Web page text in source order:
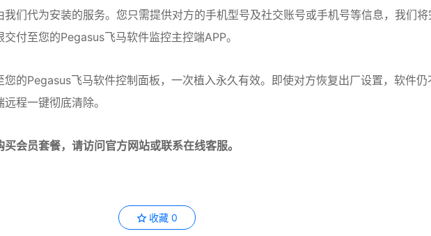
们代为安装的服务。您只需提供对方的手机型号及社交账号或手机号等信息，我们将
付至您的Pegasus飞马软件监控主控端APP。
您的Pegasus飞马软件控制面板，一次植入永久有效。即使对方恢复出厂设置，软件仍
程一键彻底清除。
会员套餐，请访问官方网站或联系在线客服。
收藏 0